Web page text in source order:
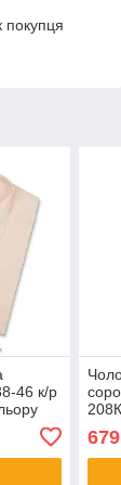
покупця
46 к/р
679